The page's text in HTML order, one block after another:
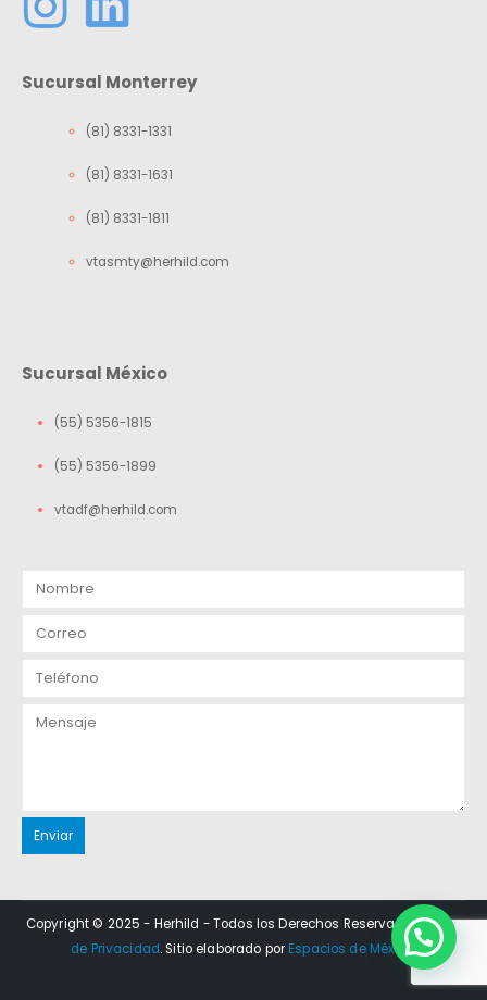
Sucursal Monterrey
(81) 8331-1331
(81) 8331-1631
(81) 8331-1811
vtasmty@herhild.com
Sucursal México
(55) 5356-1815
(55) 5356-1899
vtadf@herhild.com
Copyright © 2025 - Herhild - Todos los Derechos Reservados.Aviso
de Privacidad. Sitio elaborado por Espacios de México.